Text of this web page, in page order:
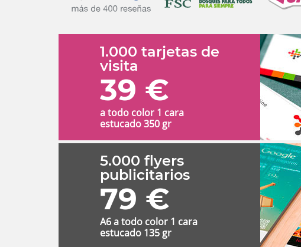
1.000 tarjetas de
visita
39 €
a todo color 1 cara
estucado 350 gr
5.000 flyers
publicitarios
79 €
A6 a todo color 1 cara
estucado 135 gr